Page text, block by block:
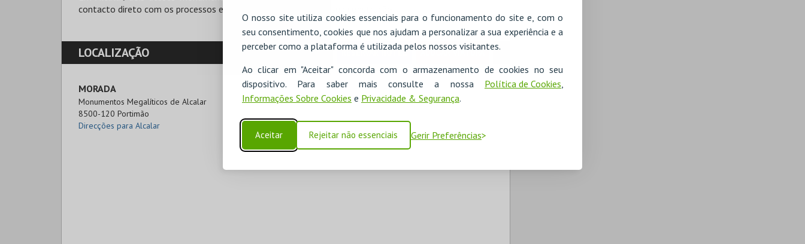
O nosso site utiliza cookies essenciais para o funcionamento do site e, com o
seu consentimento, cookies que nos ajudam a personalizar a sua experiência e a
perceber como a plataforma é utilizada pelos nossos visitantes.
Ao clicar em "Aceitar" concorda com o armazenamento de cookies no seu
dispositivo. Para saber mais consulte a nossa Política de Cookies,
Informações Sobre Cookies e Privacidade & Segurança.
Aceitar Rejeitar não essenciais Gerir Preferências
contacto direto com os processos e os materiais utilizados na sua construção.
LOCALIZAÇÃO RESERVAR HOTEL ALUGAR VIATURA
MORADA
Monumentos Megalíticos de Alcalar
8500-120 Portimão
Direcções para Alcalar